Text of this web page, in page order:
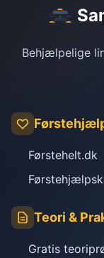
Behjælpelige
Førstehelt.dk
Teori &
Gratis